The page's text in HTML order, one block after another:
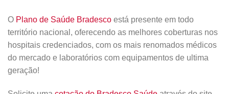
O Plano de Saúde Bradesco está presente em todo
território nacional, oferecendo as melhores coberturas nos
hospitais credenciados, com os mais renomados médicos
do mercado e laboratórios com equipamentos de ultima
geração!